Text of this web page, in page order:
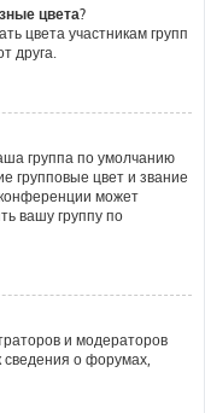
цвета?
цвета участникам групп
друга.
группа по умолчанию
групповые цвет и звание
может
вашу группу по
и модераторов
о форумах,